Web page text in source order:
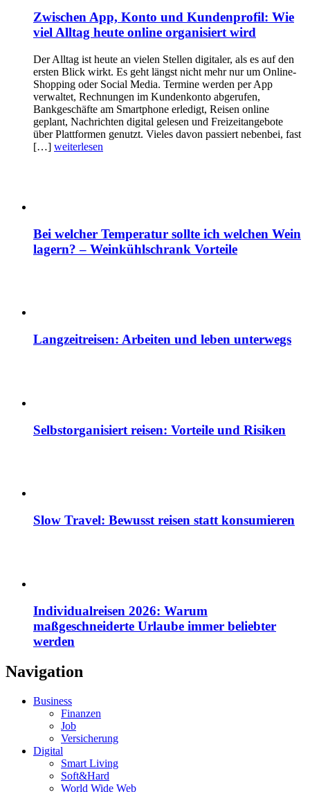
Zwischen App, Konto und Kundenprofil: Wie
viel Alltag heute online organisiert wird
Der Alltag ist heute an vielen Stellen digitaler, als es auf den
ersten Blick wirkt. Es geht längst nicht mehr nur um Online-
Shopping oder Social Media. Termine werden per App
verwaltet, Rechnungen im Kundenkonto abgerufen,
Bankgeschäfte am Smartphone erledigt, Reisen online
geplant, Nachrichten digital gelesen und Freizeitangebote
über Plattformen genutzt. Vieles davon passiert nebenbei, fast
[…] weiterlesen
Bei welcher Temperatur sollte ich welchen Wein
lagern? – Weinkühlschrank Vorteile
Langzeitreisen: Arbeiten und leben unterwegs
Selbstorganisiert reisen: Vorteile und Risiken
Slow Travel: Bewusst reisen statt konsumieren
Individualreisen 2026: Warum
maßgeschneiderte Urlaube immer beliebter
werden
Navigation
Business
Finanzen
Job
Versicherung
Digital
Smart Living
Soft&Hard
World Wide Web